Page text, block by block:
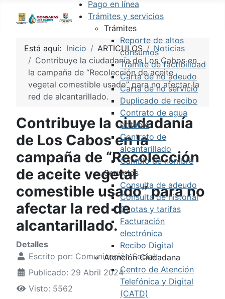
Pago en línea
Trámites y servicios
Trámites
Reporte de altos
consumos
Trámite de factibilidad
Carta de no adeudo
Carta de no servicio
Duplicado de recibo
Contrato de agua
potable
Contrato de
alcantarillado
Cambio de nombre
Servicios
Consulta de adeudo
Consulta de historial
Cuotas y tarifas
Facturación
electrónica
Recibo Digital
Atención Ciudadana
Centro de Atención
Telefónica y Digital
(CATD)
Está aquí: Inicio ARTICULOS
Noticias
Contribuye la ciudadanía de Los Cabos en
la campaña de “Recolección de aceite
vegetal comestible usado” para no afectar la
red de alcantarillado.
Contribuye la ciudadanía
de Los Cabos en la
campaña de “Recolección
de aceite vegetal
comestible usado” para no
afectar la red de
alcantarillado.
Detalles
Escrito por: Comunicación Social
Publicado: 29 Abril 2024
Visto: 5562